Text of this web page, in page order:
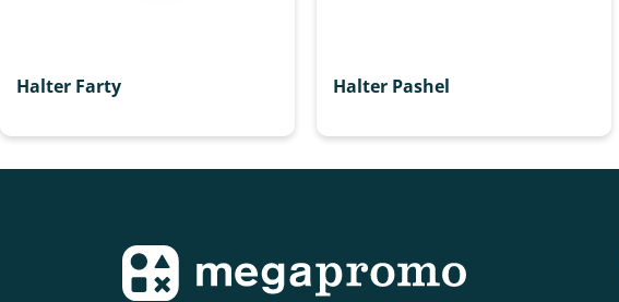
Halter Farty Halter Pashel